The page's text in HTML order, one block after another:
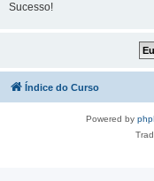
Sucesso!
Índice do Curso
Powered by